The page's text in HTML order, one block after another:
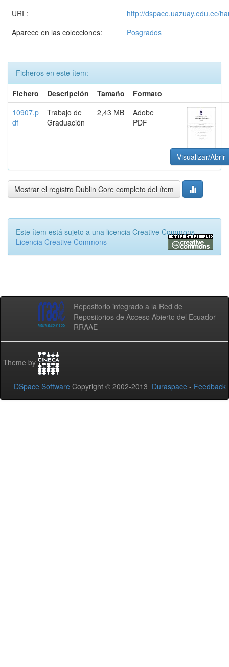
URI :
http://dspace.uazuay.edu.ec/
Aparece en las colecciones:
Posgrados
Ficheros en este ítem:
Fichero
Descripción Tamaño
Formato
10907.p
df
Trabajo de
Graduación
2,43 MB
Adobe
PDF
Visualizar/Abrir
Mostrar el registro Dublin Core completo del ítem
Este ítem está sujeto a una licencia Creative Commons
Licencia Creative Commons
Repositorio integrado a la Red de
Repositorios de Acceso Abierto del Ecuador -
RRAAE
Theme by
DSpace Software Copyright © 2002-2013 Duraspace - Feedback